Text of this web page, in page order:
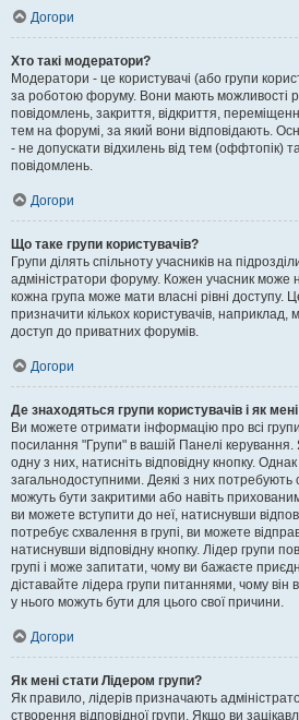
Догори
Хто такі модератори?
Модератори - це користувачі (або групи
за роботою форуму. Вони мають можливості
повідомлень, закриття, відкриття,
тем на форумі, за який вони відповідають.
- не допускати відхилень від тем (оффтопік)
повідомлень.
Догори
Що таке групи користувачів?
Групи ділять спільноту учасників на
адміністратори форуму. Кожен учасник може
кожна група може мати власні рівні доступу.
призначити кількох користувачів,
доступ до приватних форумів.
Догори
Де знаходяться групи користувачів і як
Ви можете отримати інформацію про всі
посилання "Групи" в вашій Панелі
одну з них, натисніть відповідну кнопку. Однак
загальнодоступними. Деякі з них потребують
можуть бути закритими або навіть
ви можете вступити до неї, натиснувши
потребує схвалення в групі, ви можете
натиснувши відповідну кнопку. Лідер групи
групі і може запитати, чому ви бажаєте
діставайте лідера групи питаннями, чому він
у нього можуть бути для цього свої причини.
Догори
Як мені стати Лідером групи?
Як правило, лідерів призначають
створення відповідної групи. Якщо ви